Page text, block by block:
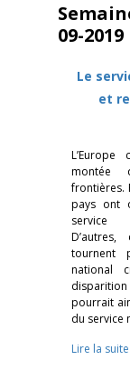
09-2019
Le
et
L’Europe
montée
frontières.
pays ont
service
tournent
national
pourrait
du service
Lire la suite